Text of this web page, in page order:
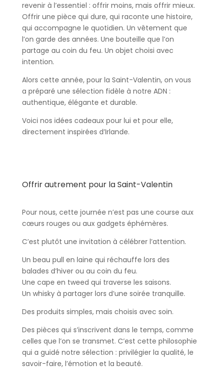
revenir à l’essentiel : offrir moins, mais offrir mieux.
Offrir une pièce qui dure, qui raconte une histoire,
qui accompagne le quotidien. Un vêtement que
l’on garde des années. Une bouteille que l’on
partage au coin du feu. Un objet choisi avec
intention.
Alors cette année, pour la Saint-Valentin, on vous
a préparé une sélection fidèle à notre ADN :
authentique, élégante et durable.
Voici nos idées cadeaux pour lui et pour elle,
directement inspirées d’Irlande.
Offrir autrement pour la Saint-Valentin
Pour nous, cette journée n’est pas une course aux
cœurs rouges ou aux gadgets éphémères.
C’est plutôt une invitation à célébrer l’attention.
Un beau pull en laine qui réchauffe lors des
balades d’hiver ou au coin du feu.
Une cape en tweed qui traverse les saisons.
Un whisky à partager lors d’une soirée tranquille.
Des produits simples, mais choisis avec soin.
Des pièces qui s’inscrivent dans le temps, comme
celles que l’on se transmet. C’est cette philosophie
qui a guidé notre sélection : privilégier la qualité, le
savoir-faire, l’émotion et la beauté.